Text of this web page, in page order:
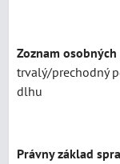
Zoznam
trvalý/prechodný
dlhu
Právny základ